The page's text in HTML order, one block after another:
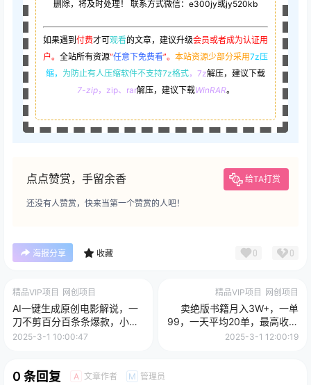
删除，将及时处理！ 联系方式微信：e300jy或jy520kb
如果遇到 付费才可观看的文章，建议升级会员或者成为认证用
户。 全站所有资源“任意下免费看”。 本站资源少部分采用7z压
缩， 为防止有人压缩软件不支持7z格式，7z解压，建议下载
7-zip，zip、rar解压，建议下载WinRAR。
点点赞赏，手留余香 给TA打赏
还没有人赞赏，快来当第一个赞赏的人吧！
海报分享 收藏 0 0
精品VIP项目 网创项目
AI一键生成原创电影解说，一
刀不剪百分百条条爆款，小白
无脑操作，轻松月入过万
2025-3-1 10:00:47
精品VIP项目 网创项目
卖绝版书籍月入3W+，一单
99，一天平均20单，最高收益
日入2000+
2025-3-1 12:00:19
0 条回复 A 文章作者 M 管理员